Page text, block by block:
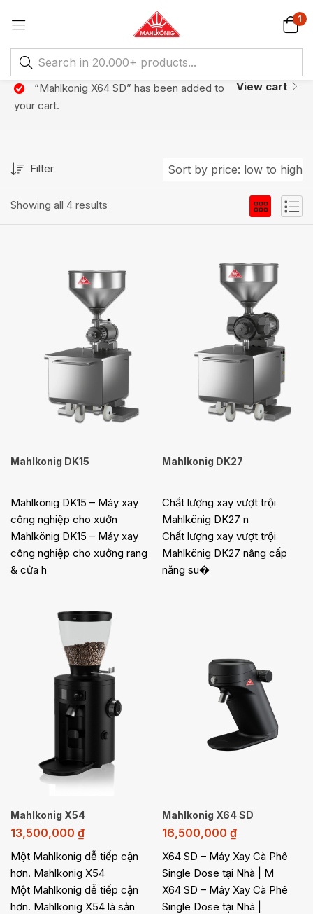
1
View cart
“Mahlkonig X64 SD” has been added to
your cart.
Showing all 4 results
Filter Sort by price: low to high
Mahlkonig DK15
Mahlkönig DK15 – Máy xay
công nghiệp cho xưởn
Mahlkönig DK15 – Máy xay
công nghiệp cho xưởng rang
& cửa h
Mahlkonig DK27
Chất lượng xay vượt trội
Mahlkönig DK27 n
Chất lượng xay vượt trội
Mahlkönig DK27 nâng cấp
năng su�
Mahlkonig X54
13,500,000 ₫
Một Mahlkonig dễ tiếp cận
hơn. Mahlkonig X54
Một Mahlkonig dễ tiếp cận
hơn. Mahlkonig X54 là sản
Mahlkonig X64 SD
16,500,000 ₫
X64 SD – Máy Xay Cà Phê
Single Dose tại Nhà | M
X64 SD – Máy Xay Cà Phê
Single Dose tại Nhà |